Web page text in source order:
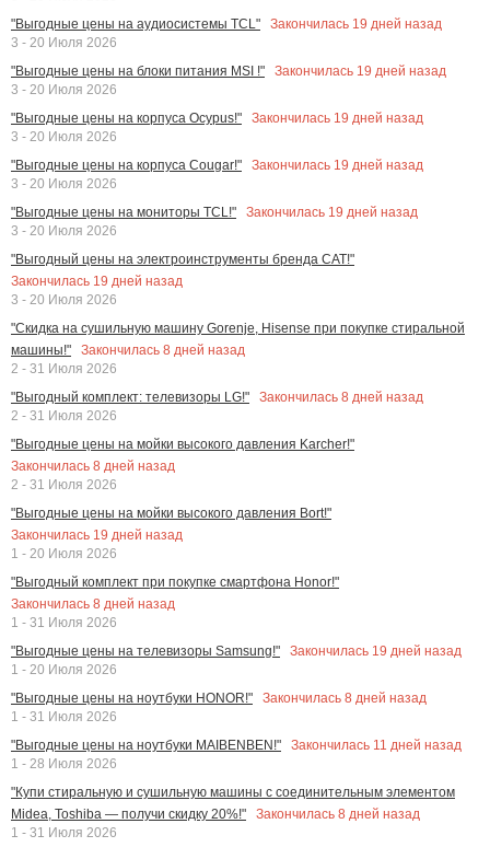
"Выгодные цены на аудиосистемы TCL"
Закончилась 19 дней назад
3 - 20 Июля 2026
"Выгодные цены на блоки питания MSI !"
Закончилась 19 дней назад
3 - 20 Июля 2026
"Выгодные цены на корпуса Ocypus!"
Закончилась 19 дней назад
3 - 20 Июля 2026
"Выгодные цены на корпуса Cougar!"
Закончилась 19 дней назад
3 - 20 Июля 2026
"Выгодные цены на мониторы TCL!"
Закончилась 19 дней назад
3 - 20 Июля 2026
"Выгодный цены на электроинструменты бренда CAT!"
Закончилась 19 дней назад
3 - 20 Июля 2026
"Скидка на сушильную машину Gorenje, Hisense при покупке стиральной
машины!"
Закончилась 8 дней назад
2 - 31 Июля 2026
"Выгодный комплект: телевизоры LG!"
Закончилась 8 дней назад
2 - 31 Июля 2026
"Выгодные цены на мойки высокого давления Karcher!"
Закончилась 8 дней назад
2 - 31 Июля 2026
"Выгодные цены на мойки высокого давления Bort!"
Закончилась 19 дней назад
1 - 20 Июля 2026
"Выгодный комплект при покупке смартфона Honor!"
Закончилась 8 дней назад
1 - 31 Июля 2026
"Выгодные цены на телевизоры Samsung!"
Закончилась 19 дней назад
1 - 20 Июля 2026
"Выгодные цены на ноутбуки HONOR!"
Закончилась 8 дней назад
1 - 31 Июля 2026
"Выгодные цены на ноутбуки MAIBENBEN!"
Закончилась 11 дней назад
1 - 28 Июля 2026
"Купи стиральную и сушильную машины с соединительным элементом
Midea, Toshiba — получи скидку 20%!"
Закончилась 8 дней назад
1 - 31 Июля 2026